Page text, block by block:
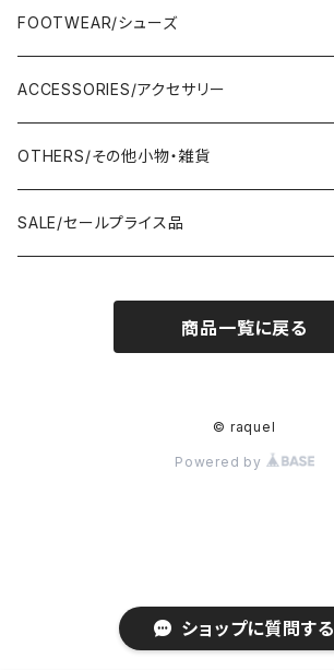
ショップに質問する
Adonisis/アドニシス
AMERICANA/アメリカーナ
IN-PROCESS Tokyo/インプロセストーキョー
Le Melange/ル・メランジュ
BOTOMS/ボトム
Adonisis/アドニシス
amherst/アムハースト
FANTASTICDAYS/ファンタステックデイズ
Le Melange/ル・メランジュ
IN-PROCESS/インプロセス
ONE-PIECE/ワンピース
anana/アナナ
J.Sloane/ジェイスロアン
etre relie/エトレリー
OUTER/アウター
anana/アナナ
etre relie/エトレリー
HAND BAG/ハンドバッグ
mononogu/もののぐ
IMPORT/インポート
SHOULDER BAG/ショルダーバッグ
mononogu/もののぐ
IMPORT/インポート
TOTE BAG/トートバッグ
mononogu/もののぐ
OTHERS/その他
IMPORT/インポート
FOOTWEAR/シューズ
PUMPS/パンプス
コツコツ
IMPORT/インポート
SANDAL/サンダル
コツコツ
BOOTS/ブーツ
IMPORT/インポート
2STAR/ツースター
OTHERS/その他
ACCESSORIES/アクセサリー
EARRINGS/イヤリング
RING/指輪
NECKLACE/ネックレス
OTHERS/その他小物・雑貨
BELT/ベルト
WALLET/財布
SALE/セールプライス品
商品一覧に戻る
© raquel
Powered by